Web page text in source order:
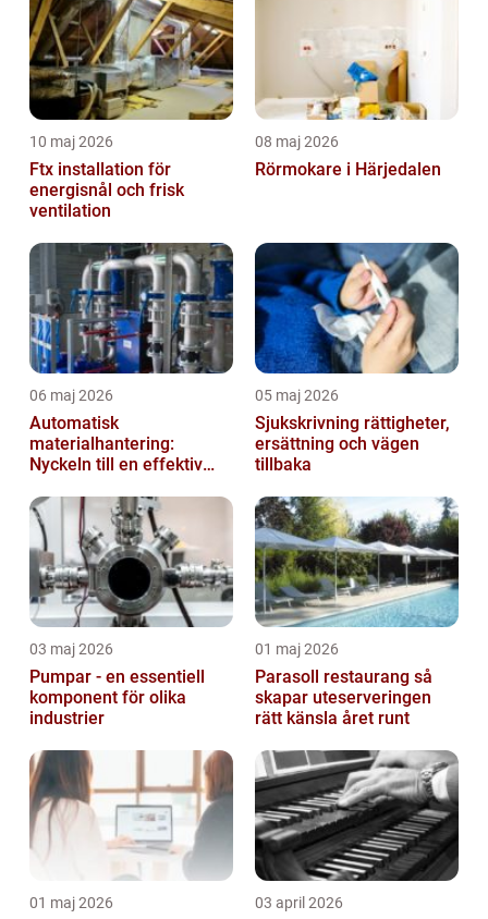
10 maj 2026
Ftx installation för
energisnål och frisk
ventilation
08 maj 2026
Rörmokare i Härjedalen
06 maj 2026
Automatisk
materialhantering:
Nyckeln till en effektiv
05 maj 2026
Sjukskrivning rättigheter,
ersättning och vägen
tillbaka
03 maj 2026
Pumpar - en essentiell
komponent för olika
industrier
01 maj 2026
Parasoll restaurang så
skapar uteserveringen
rätt känsla året runt
01 maj 2026 03 april 2026